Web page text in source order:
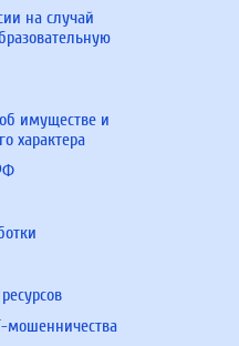
на случай
имуществе и
характера
мошенничества